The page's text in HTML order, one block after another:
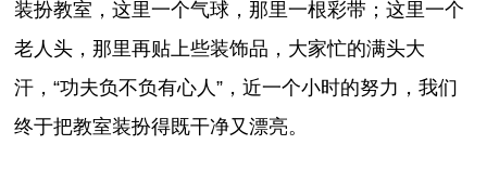
装扮教室，这里一个气球，那里一根彩带；这里一个
老人头，那里再贴上些装饰品，大家忙的满头大
汗，“功夫负不负有心人”，近一个小时的努力，我们
终于把教室装扮得既干净又漂亮。